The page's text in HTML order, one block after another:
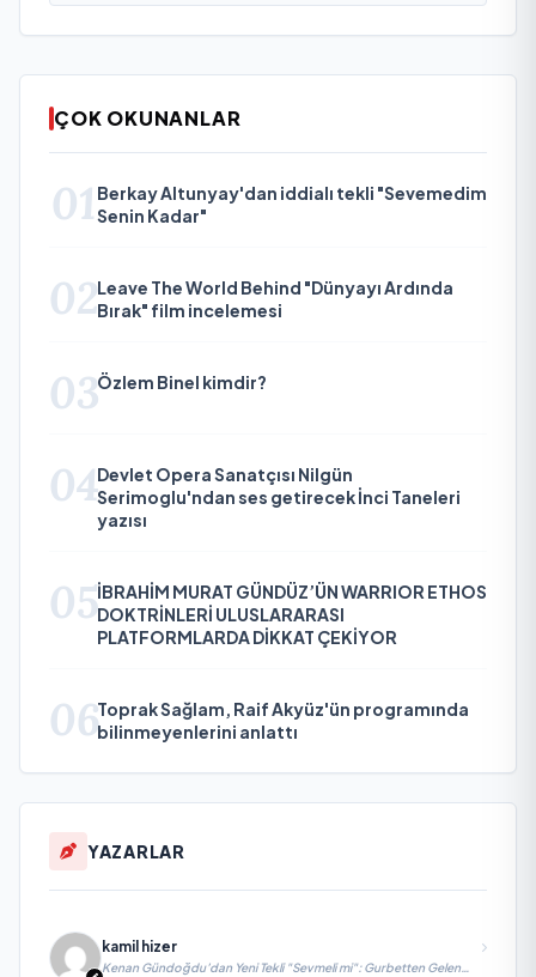
ÇOK OKUNANLAR
01 Berkay Altunyay'dan iddialı tekli "Sevemedim
Senin Kadar"
02Leave The World Behind "Dünyayı Ardında
Bırak" film incelemesi
03Özlem Binel kimdir?
04Devlet Opera Sanatçısı Nilgün
Serimoglu'ndan ses getirecek İnci Taneleri
yazısı
05İBRAHİM MURAT GÜNDÜZ’ÜN WARRIOR ETHOS
DOKTRİNLERİ ULUSLARARASI
PLATFORMLARDA DİKKAT ÇEKİYOR
06Toprak Sağlam, Raif Akyüz'ün programında
bilinmeyenlerini anlattı
YAZARLAR
kamil hizer
Kenan Gündoğdu’dan Yeni Tekli "Sevmeli mi": Gurbetten Gelen